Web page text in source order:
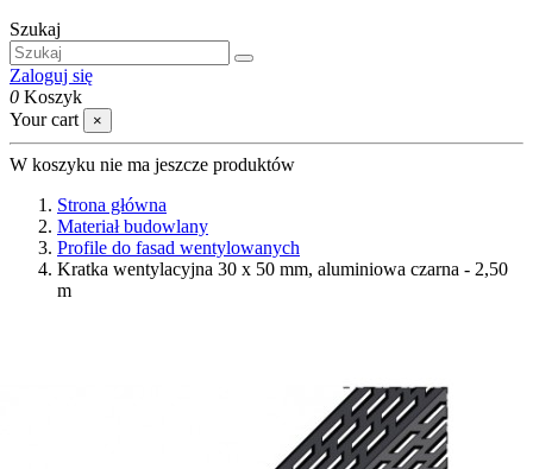
Szukaj
Zaloguj się
0 Koszyk
Your cart
×
W koszyku nie ma jeszcze produktów
Strona główna
Materiał budowlany
Profile do fasad wentylowanych
Kratka wentylacyjna 30 x 50 mm, aluminiowa czarna - 2,50
m